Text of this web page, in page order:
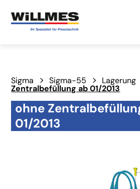
Sigma Sigma-55 Lagerung
Zentralbefüllung ab 01/2013
ohne
01/2013